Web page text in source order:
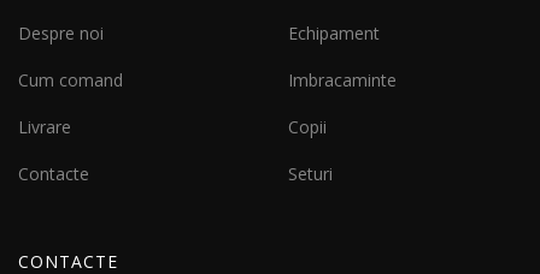
Despre noi
Cum comand
Livrare
Contacte
Echipament
Imbracaminte
Copii
Seturi
CONTACTE